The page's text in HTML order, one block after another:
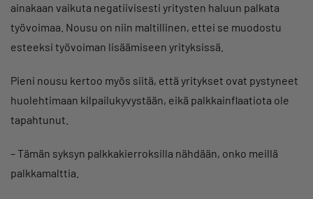
ainakaan vaikuta negatiivisesti yritysten haluun palkata
työvoimaa. Nousu on niin maltillinen, ettei se muodostu
esteeksi työvoiman lisäämiseen yrityksissä.
Pieni nousu kertoo myös siitä, että yritykset ovat pystyneet
huolehtimaan kilpailukyvystään, eikä palkkainflaatiota ole
tapahtunut.
– Tämän syksyn palkkakierroksilla nähdään, onko meillä
palkkamalttia.